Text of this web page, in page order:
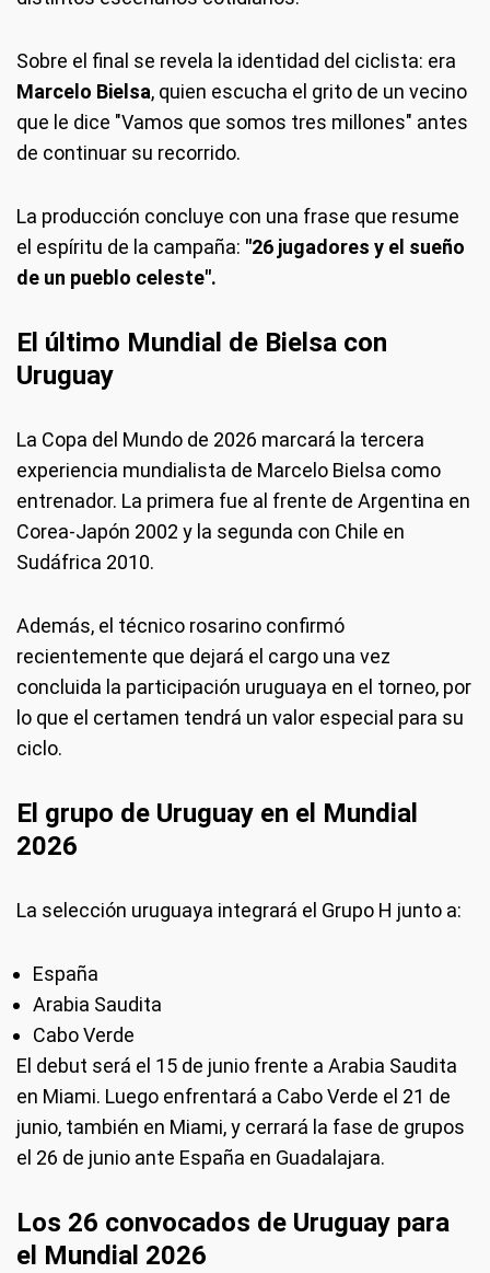
Sobre el final se revela la identidad del ciclista: era
Marcelo Bielsa, quien escucha el grito de un vecino
que le dice "Vamos que somos tres millones" antes
de continuar su recorrido.
La producción concluye con una frase que resume
el espíritu de la campaña: "26 jugadores y el sueño
de un pueblo celeste".
El último Mundial de Bielsa con
Uruguay
La Copa del Mundo de 2026 marcará la tercera
experiencia mundialista de Marcelo Bielsa como
entrenador. La primera fue al frente de Argentina en
Corea-Japón 2002 y la segunda con Chile en
Sudáfrica 2010.
Además, el técnico rosarino confirmó
recientemente que dejará el cargo una vez
concluida la participación uruguaya en el torneo, por
lo que el certamen tendrá un valor especial para su
ciclo.
El grupo de Uruguay en el Mundial
2026
La selección uruguaya integrará el Grupo H junto a:
España
Arabia Saudita
Cabo Verde
El debut será el 15 de junio frente a Arabia Saudita
en Miami. Luego enfrentará a Cabo Verde el 21 de
junio, también en Miami, y cerrará la fase de grupos
el 26 de junio ante España en Guadalajara.
Los 26 convocados de Uruguay para
el Mundial 2026